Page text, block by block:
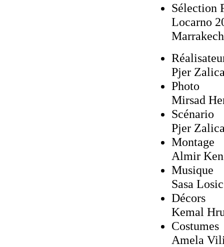
Sélection
Locarno
Pjer
Photo
Mirsad
Scénario
Pjer
Montage
Almir
Musique
Sasa Losic
Décors
Kemal
Costumes
Amela